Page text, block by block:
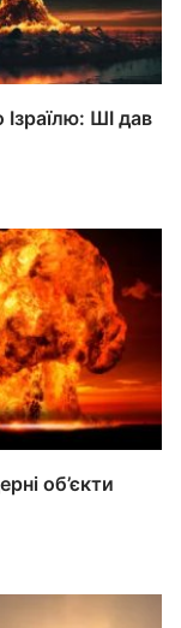
Ізраїлю: ШІ дав
об’єкти